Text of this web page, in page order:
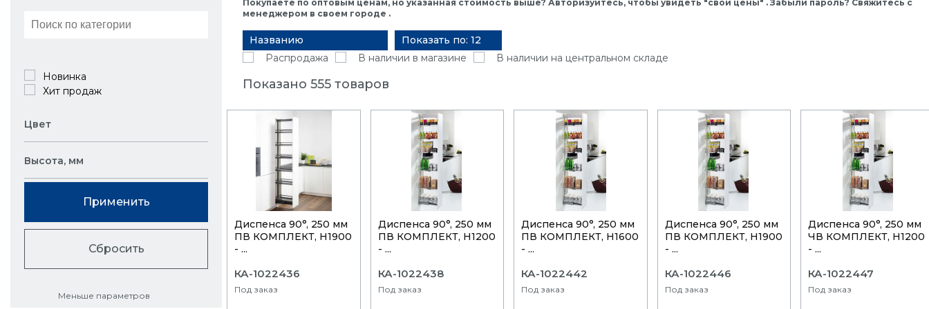
Новинка
Хит продаж
Цвет
Высота, мм
Применить
Сбросить
Меньше параметров
Покупаете по оптовым ценам, но указанная стоимость выше? Авторизуйтесь, чтобы увидеть "свои цены" . Забыли пароль? Свяжитесь с
менеджером в своем городе .
Названию
Показать по: 12
Распродажа
В наличии в магазине В наличии на центральном складе
Показано 555 товаров
Диспенса 90°, 250 мм
ПВ КОМПЛЕКТ, H1900
- ...
КА-1022436
Под заказ
Диспенса 90°, 250 мм
ПВ КОМПЛЕКТ, H1200
- ...
КА-1022438
Под заказ
Диспенса 90°, 250 мм
ПВ КОМПЛЕКТ, H1600
- ...
КА-1022442
Под заказ
Диспенса 90°, 250 мм
ПВ КОМПЛЕКТ, H1900
- ...
КА-1022446
Под заказ
Диспенса 90°, 250 мм
ЧВ КОМПЛЕКТ, H1200
- ...
КА-1022447
Под заказ